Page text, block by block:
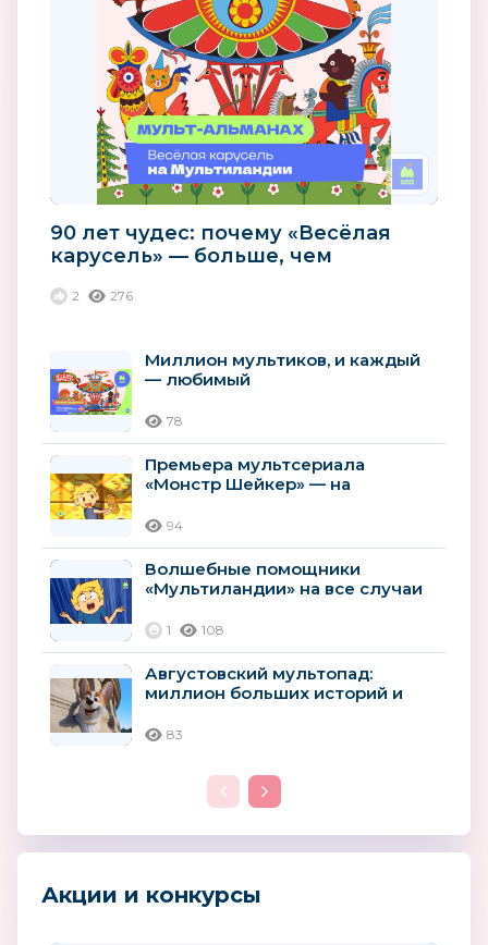
90 лет чудес: почему «Весёлая
карусель» — больше, чем
2 276
Миллион мультиков, и каждый
— любимый
78
Премьера мультсериала
«Монстр Шейкер» — на
94
Волшебные помощники
«Мультиландии» на все случаи
1 108
Августовский мультопад:
миллион больших историй и
83
Акции и конкурсы